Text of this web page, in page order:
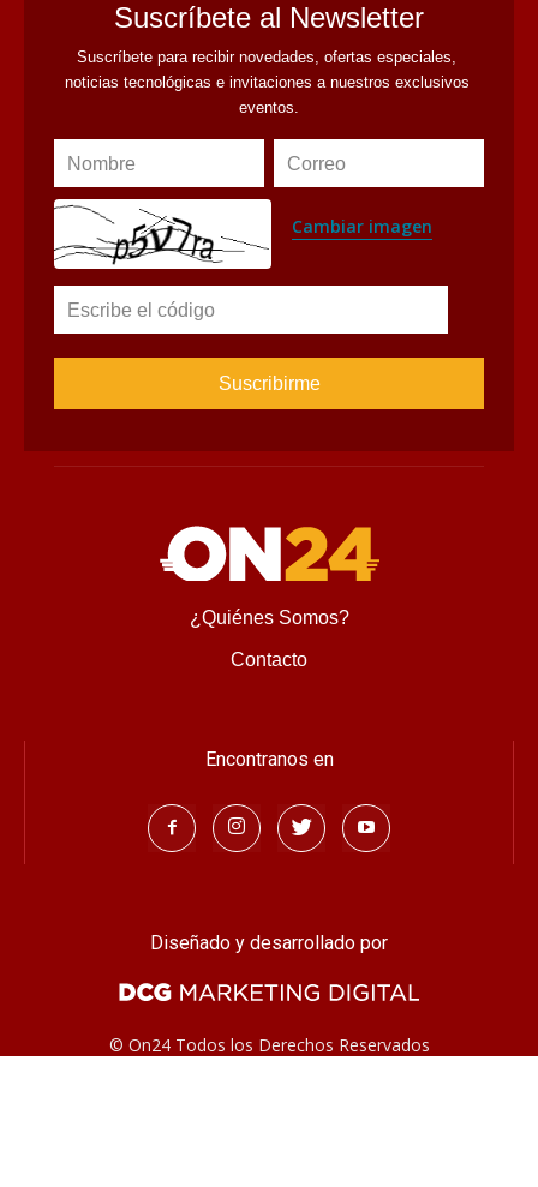
Suscríbete al Newsletter
Suscríbete para recibir novedades, ofertas especiales,
noticias tecnológicas e invitaciones a nuestros exclusivos
eventos.
Nombre Correo
Cambiar imagen
Escribe el código
¿Quiénes Somos?
Contacto
Encontranos en
Diseñado y desarrollado por
© On24 Todos los Derechos Reservados